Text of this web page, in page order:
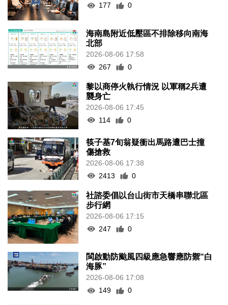
177 0
海南島附近低壓區不排除移向南海
北部
2026-08-06 17:58
267
0
黎以商停火執行情況 以軍稱2兵遭
襲身亡
2026-08-06 17:45
114
0
筷子基7旬翁疑衝出馬路遭巴士撞
傷搶救
2026-08-06 17:38
2413
0
社諮委倡以台山街市天橋串聯北區
步行網
2026-08-06 17:15
247
0
閩啟動防颱風四級應急響應防禦“白
海豚”
2026-08-06 17:08
149
0